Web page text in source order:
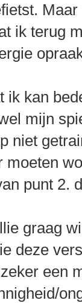
ik terug
ik kan
mijn
niet
moeten
punt 2.
graag
deze
een